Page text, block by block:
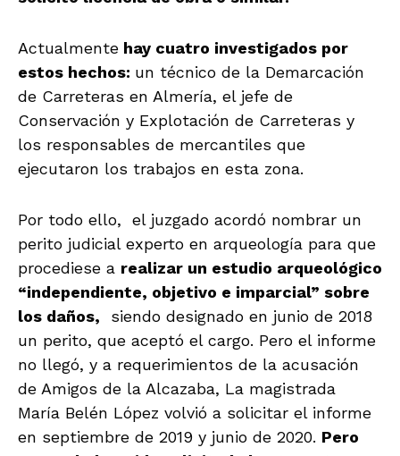
Actualmente hay cuatro investigados por
estos hechos: un técnico de la Demarcación
de Carreteras en Almería, el jefe de
Conservación y Explotación de Carreteras y
los responsables de mercantiles que
ejecutaron los trabajos en esta zona.
Por todo ello, el juzgado acordó nombrar un
perito judicial experto en arqueología para que
procediese a realizar un estudio arqueológico
“independiente, objetivo e imparcial” sobre
los daños, siendo designado en junio de 2018
un perito, que aceptó el cargo. Pero el informe
no llegó, y a requerimientos de la acusación
de Amigos de la Alcazaba, La magistrada
María Belén López volvió a solicitar el informe
en septiembre de 2019 y junio de 2020. Pero